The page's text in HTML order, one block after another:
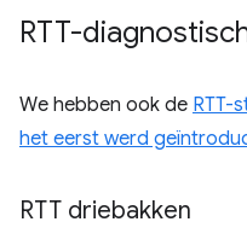
RTT-
We hebben ook de RTT-
het eerst werd
RTT driebakken